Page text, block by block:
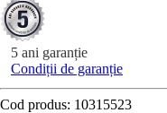
5 ani garanție
Condiții de garanție
Cod produs: 10315523